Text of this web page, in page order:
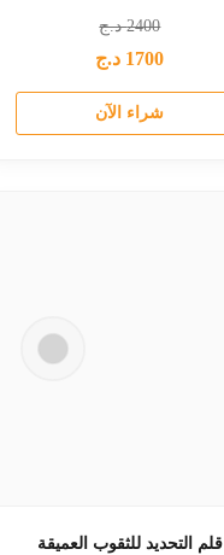
2400د.ج
1700 د.ج
شراء الآن
قلم التحديد للثقوب العميقة